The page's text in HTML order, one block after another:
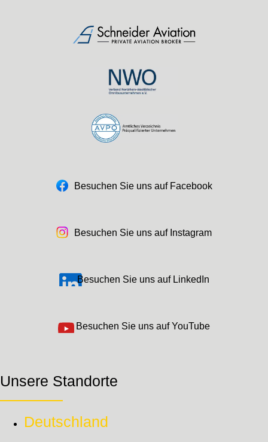
Besuchen Sie uns auf Facebook
Besuchen Sie uns auf Instagram
Besuchen Sie uns auf LinkedIn
Besuchen Sie uns auf YouTube
Unsere Standorte
Deutschland